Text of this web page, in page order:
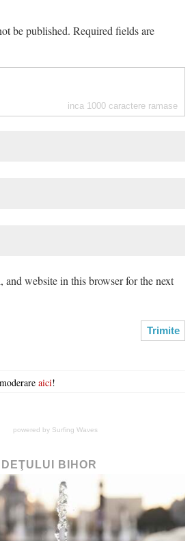
be published. Required fields are
inca 1000 caractere ramase
and website in this browser for the next
aici!
powered by Surfing Waves
BIHOR